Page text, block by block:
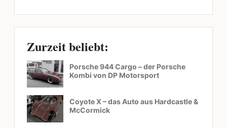
Zurzeit beliebt:
Porsche 944 Cargo – der Porsche
Kombi von DP Motorsport
Coyote X – das Auto aus Hardcastle &
McCormick